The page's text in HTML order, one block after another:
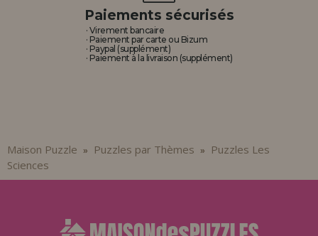
Paiements sécurisés
· Virement bancaire
· Paiement par carte ou Bizum
· Paypal (supplément)
· Paiement à la livraison (supplément)
Maison Puzzle » Puzzles par Thèmes »
Puzzles Les
Sciences